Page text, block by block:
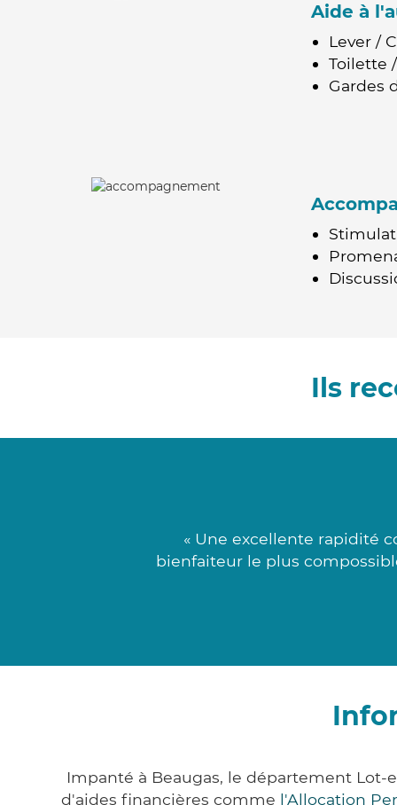
Aide à
Lever /
Toilette
Gardes
Ils
« Une excellente rapidité
bienfaiteur le plus
Impanté à Beaugas, le département Lot-
d'aides financières comme l'Allocation